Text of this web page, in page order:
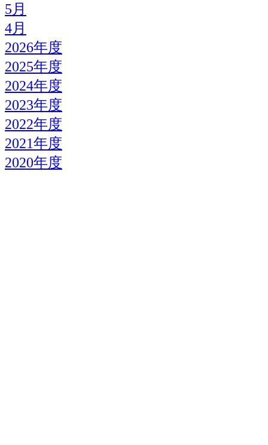
5月
4月
2026年度
2025年度
2024年度
2023年度
2022年度
2021年度
2020年度